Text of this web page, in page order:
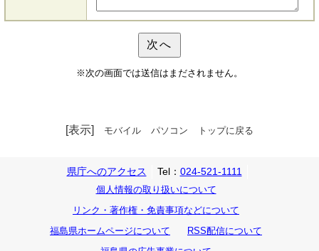
※次の画面では送信はまだされません。
[表示] モバイル パソコン トップに戻る
県庁へのアクセス Tel： 024-521-1111
個人情報の取り扱いについて
リンク・著作権・免責事項などについて
福島県ホームページについて
RSS配信について